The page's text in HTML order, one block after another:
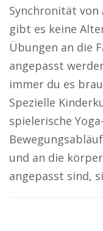
Synchronität von
gibt es keine
Übungen an die
angepasst
immer du es
Spezielle
spielerische
und an die
angepasst sind,